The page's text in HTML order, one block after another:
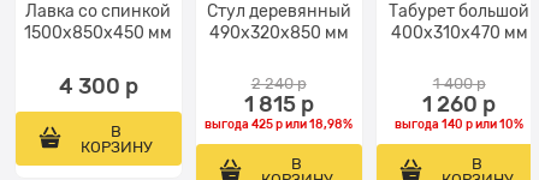
Лавка со спинкой
1500x850х450 мм
4 300 р
В
КОРЗИНУ
Стул деревянный
490х320х850 мм
2 240 р
1 815 р
выгода425 рили18,98%
В
Табурет большой
400х310х470 мм
1 400 р
1 260 р
выгода140 рили10%
В